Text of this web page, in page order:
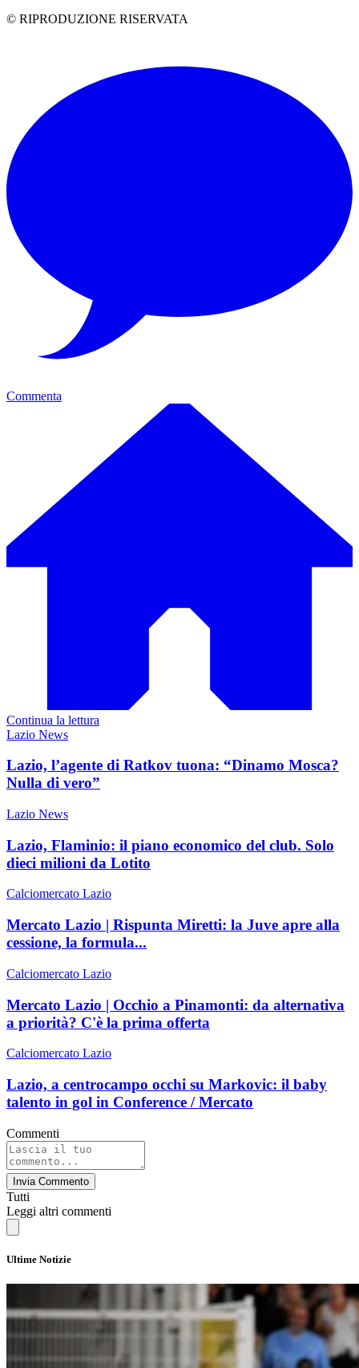
© RIPRODUZIONE RISERVATA
Commenta
Continua la lettura
Lazio News
Lazio, l’agente di Ratkov tuona: “Dinamo Mosca?
Nulla di vero”
Lazio News
Lazio, Flaminio: il piano economico del club. Solo
dieci milioni da Lotito
Calciomercato Lazio
Mercato Lazio | Rispunta Miretti: la Juve apre alla
cessione, la formula...
Calciomercato Lazio
Mercato Lazio | Occhio a Pinamonti: da alternativa
a priorità? C'è la prima offerta
Calciomercato Lazio
Lazio, a centrocampo occhi su Markovic: il baby
talento in gol in Conference / Mercato
Commenti
Invia Commento
Tutti
Leggi altri commenti
Ultime Notizie